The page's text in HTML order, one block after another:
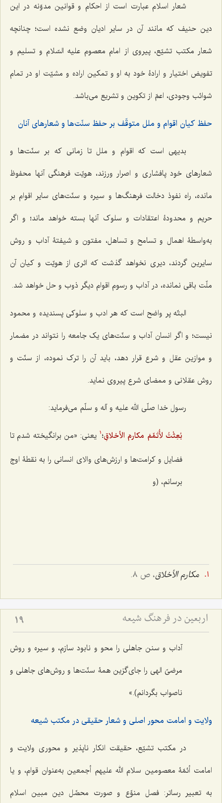
شعار اسلام عبارت است از احکام و قوانین مدوّنه در این
دین حنیف که مانند آن در سایر ادیان وضع نشده است؛ چنانچه
شعار مکتب تشیّع، پیروی از امام معصوم علیه السّلام و تسلیم و
تفویض اختیار و ارادۀ خود به او و تمکین اراده و مشیّت او در تمام
شوائب وجودی، اعمّ از تکوین و تشریع می‌باشد.
حفظ کیان اقوام و ملل متوقّف بر حفظ سنّت‌ها و شعارهای آنان
بدیهی است که اقوام و ملل تا زمانی که بر سنّت‌ها و
شعارهای خود پافشاری و اصرار ورزند، هویّت فرهنگی آنها محفوظ
مانده، راه نفوذ دخالت فرهنگ‌ها و سیره و سنّت‌های سایر اقوام بر
حریم و محدودۀ اعتقادات و سلوک آنها بسته خواهد ماند؛ و اگر
به‌واسطۀ اهمال و تسامح و تساهل، مفتون و شیفتۀ آداب و روش
سایرین گردند، دیری نخواهد گذشت که اثری از هویّت و کیان آن
ملّت باقی نمانده، در آداب و رسوم اقوام دیگر ذوب و حل خواهد شد.
البتّه پر واضح است که هر ادب و سلوکی پسندیده و محمود
نیست؛ و اگر انسان آداب و سنّت‌های یک جامعه را نتواند در مضمار
و موازین عقل و شرع قرار دهد، باید آن را ترک نموده، از سنّت و
روش عقلانی و ممضای شرع پیروی نماید.
رسول خدا صلّی الله علیه و آله و سلّم می‌فرماید:
بُعِثْتُ لأُتَمِّمَ مکارمَ الأخلاقِ؛ 1 یعنی: «من برانگیخته شدم تا
فضایل و کرامت‌ها و ارزش‌های والای انسانی را به نقطۀ اوج
برسانم، (و
مکارم الأخلاق، ص ٨.
اربعین در فرهنگ شیعه 19
آداب و سنن جاهلی را محو و نابود سازم، و سیره و روش
مرضیّ الهی را جای‌گزین همۀ‌ سنّت‌ها و روش‌های جاهلی و
ناصواب بگردانم).»
ولایت و امامت محور اصلی و شعار حقیقی در مکتب شیعه
در مکتب تشیّع، حقیقت انکار ناپذیر و محوری ولایت و
امامت أئمّۀ معصومین سلام الله علیهم أجمعین به‌عنوان قوام، و یا
به تعبیر رساتر: فصل منوِّع و صورت محصِّل دین مبین اسلام